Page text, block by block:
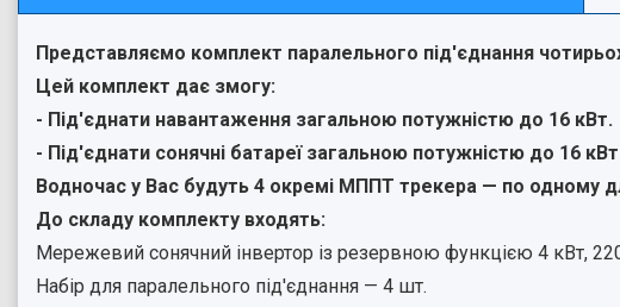
Представляємо комплект паралельного під'єднання
Цей комплект дає змогу:
- Під'єднати навантаження загальною потужністю до 16 кВт.
- Під'єднати сонячні батареї загальною потужністю до 16
Водночас у Вас будуть 4 окремі МППТ трекера — по одному
До складу комплекту входять:
Мережевий сонячний інвертор із резервною функцією 4 кВт,
Набір для паралельного під'єднання — 4 шт.